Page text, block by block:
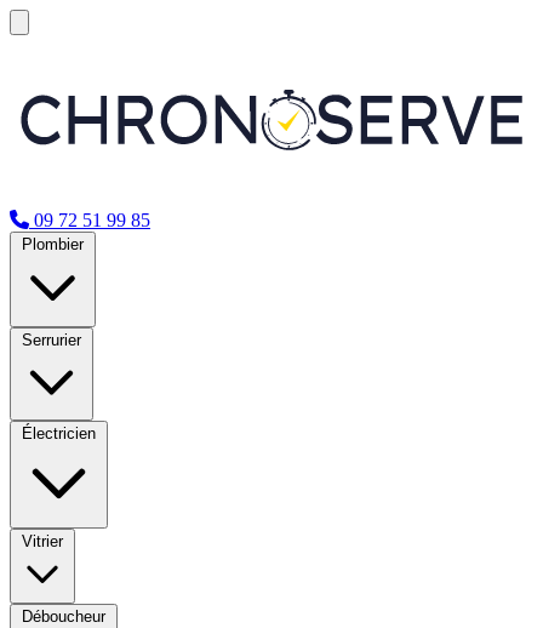
09 72 51 99 85
Plombier
Serrurier
Électricien
Vitrier
Déboucheur